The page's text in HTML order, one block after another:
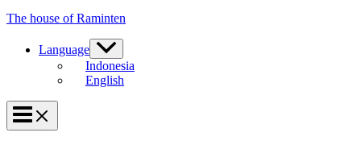
The house of Raminten
Language
Indonesia
English